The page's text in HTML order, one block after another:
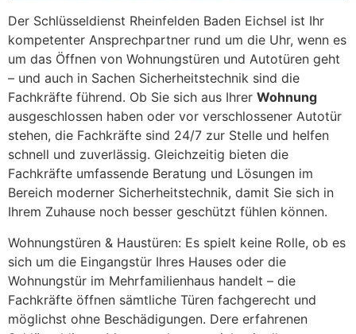
Der Schlüsseldienst Rheinfelden Baden Eichsel ist Ihr
kompetenter Ansprechpartner rund um die Uhr, wenn es
um das Öffnen von Wohnungstüren und Autotüren geht
– und auch in Sachen Sicherheitstechnik sind die
Fachkräfte führend. Ob Sie sich aus Ihrer Wohnung
ausgeschlossen haben oder vor verschlossener Autotür
stehen, die Fachkräfte sind 24/7 zur Stelle und helfen
schnell und zuverlässig. Gleichzeitig bieten die
Fachkräfte umfassende Beratung und Lösungen im
Bereich moderner Sicherheitstechnik, damit Sie sich in
Ihrem Zuhause noch besser geschützt fühlen können.
Wohnungstüren & Haustüren: Es spielt keine Rolle, ob es
sich um die Eingangstür Ihres Hauses oder die
Wohnungstür im Mehrfamilienhaus handelt – die
Fachkräfte öffnen sämtliche Türen fachgerecht und
möglichst ohne Beschädigungen. Dere erfahrenen